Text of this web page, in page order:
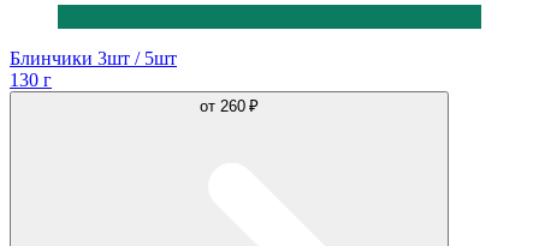
Блинчики 3шт / 5шт
130 г
от 260 ₽